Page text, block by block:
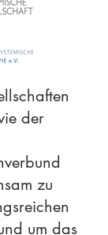
der
zu
um das